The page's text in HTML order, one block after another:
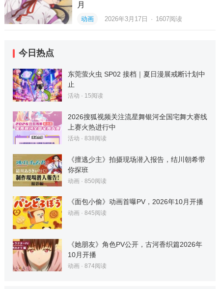
月
动画 2026年3月17日 · 1607阅读
今日热点
东莞萤火虫 SP02 接档｜夏日漫展戒断计划中
止
活动 · 15阅读
2026搜狐视频关注流星舞银河全国宅舞大赛线
上赛火热进行中
活动 · 838阅读
《擅逃少主》拍摄现场潜入报告，结川朝希带
你探班
动画· 850阅读
《面包小偷》动画首曝PV，2026年10月开播
动画· 845阅读
《她朋友》角色PV公开，古河香织篇2026年
10月开播
动画· 874阅读